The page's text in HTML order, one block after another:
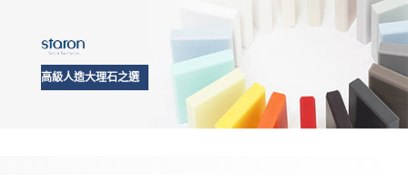
高級人造大理石之選